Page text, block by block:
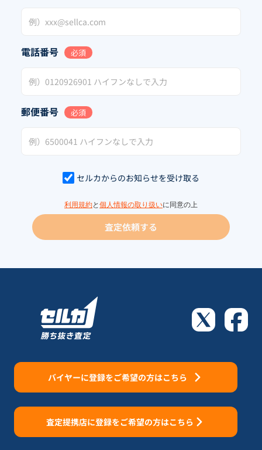
電話番号 必須
郵便番号 必須
セルカからのお知らせを受け取る
利用規約と 個人情報の取り扱いに同意の上
査定依頼する
バイヤーに登録をご希望の方はこちら
査定提携店に登録をご希望の方はこちら